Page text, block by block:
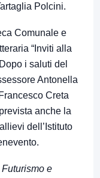
Polcini.
Comunale e
“Inviti alla
i saluti del
Antonella
Creta
anche la
dell’Istituto
Futurismo e